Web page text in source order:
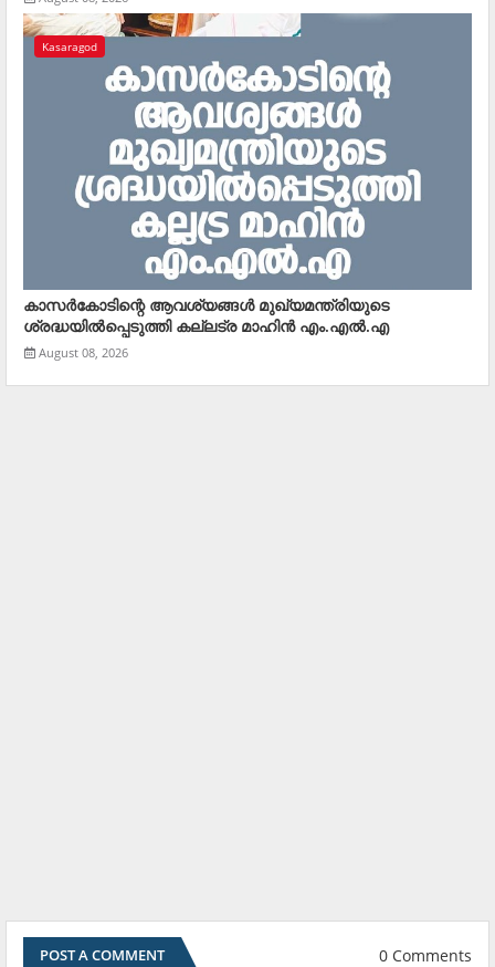
Kasaragod
കാസര്‍കോടിന്റെ ആവശ്യങ്ങള്‍ മുഖ്യമന്ത്രിയുടെ
ശ്രദ്ധയില്‍പ്പെടുത്തി കല്ലട്ര മാഹിന്‍ എം.എല്‍.എ
August 08, 2026
POST A COMMENT 0 Comments